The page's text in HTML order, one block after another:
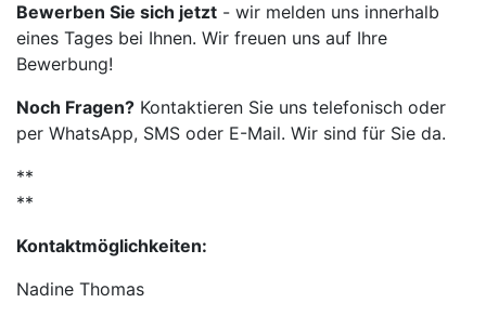
Bewerben Sie sich jetzt - wir melden uns innerhalb
eines Tages bei Ihnen. Wir freuen uns auf Ihre
Bewerbung!
Noch Fragen? Kontaktieren Sie uns telefonisch oder
per WhatsApp, SMS oder E-Mail. Wir sind für Sie da.
**
**
Kontaktmöglichkeiten:
Nadine Thomas